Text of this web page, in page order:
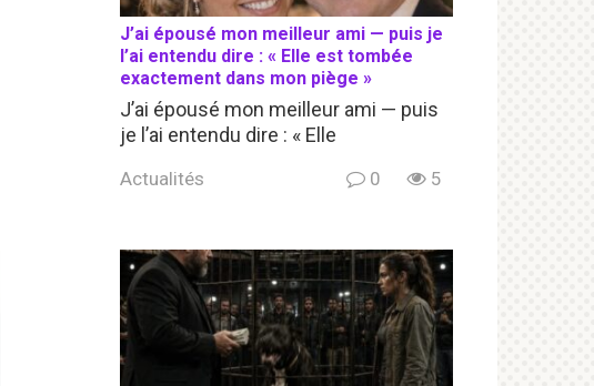
J’ai épousé mon meilleur ami — puis je
l’ai entendu dire : « Elle est tombée
exactement dans mon piège »
J’ai épousé mon meilleur ami — puis
je l’ai entendu dire : « Elle
Actualités 0 5